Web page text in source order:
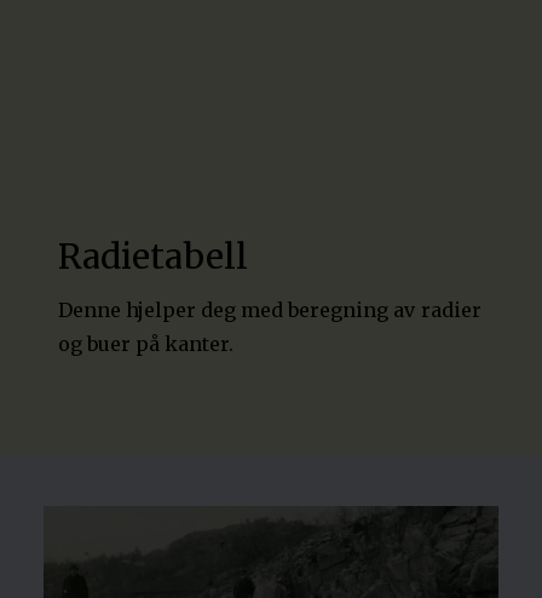
Radietabell
Denne hjelper deg med beregning av radier
og buer på kanter.